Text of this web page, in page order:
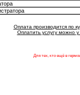
Оплата производится по
Оплатить услугу можно
Для тех, кто ещё в